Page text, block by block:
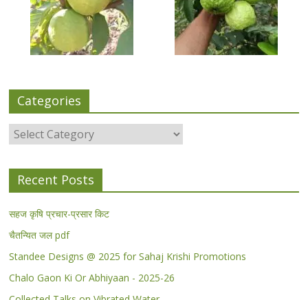
Categories
Categories
Recent Posts
सहज कृषि प्रचार-प्रसार किट
चैतन्यित जल pdf
Standee Designs @ 2025 for Sahaj Krishi Promotions
Chalo Gaon Ki Or Abhiyaan - 2025-26